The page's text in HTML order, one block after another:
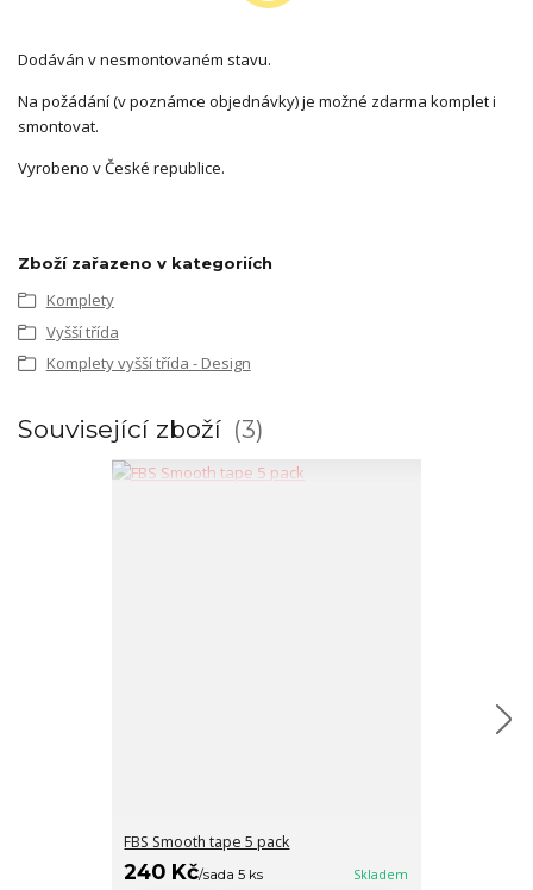
Dodáván v nesmontovaném stavu.
Na požádání (v poznámce objednávky) je možné zdarma komplet i
smontovat.
Vyrobeno v České republice.
Zboží zařazeno v kategoriích
Komplety
Vyšší třída
Komplety vyšší třída - Design
Související zboží 3
FBS Smooth tape 5 pack
240 Kč/sada 5 ks Skladem